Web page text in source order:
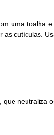
uma toalha
cutículas.